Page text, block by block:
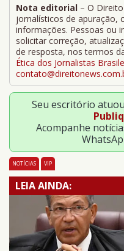
Nota editorial – O
jornalísticos de apuração,
informações. Pessoas ou
solicitar correção,
de resposta, nos termos
Ética dos Jornalistas
Seu escritório
Acompanhe
NOTÍCIAS VIP
LEIA AINDA: